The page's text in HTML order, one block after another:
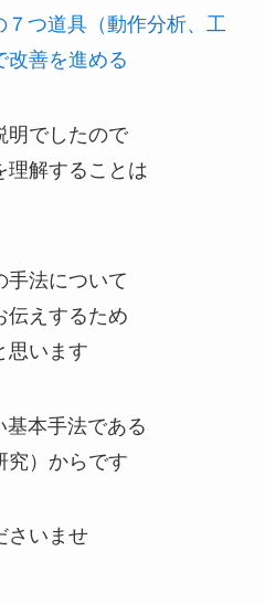
７つ道具（動作分析、工
改善を進める
明でしたので
理解することは
手法について
伝えするため
思います
基本手法である
究）からです
さいませ